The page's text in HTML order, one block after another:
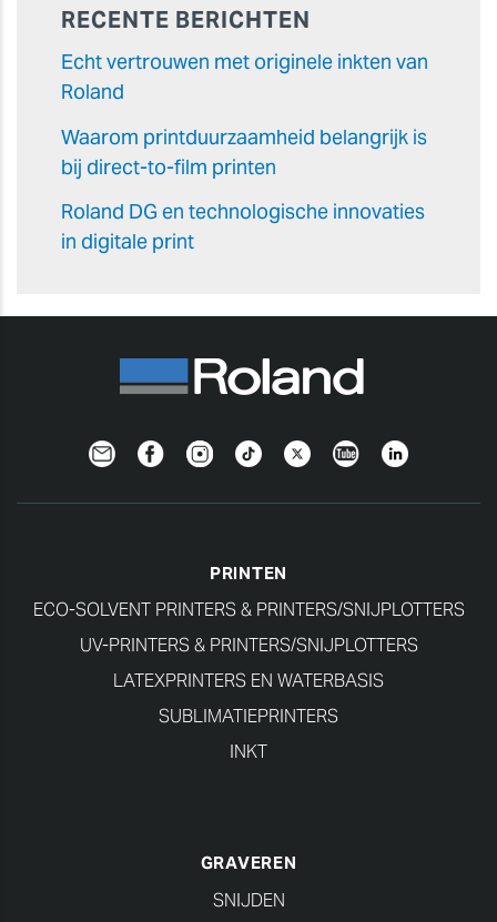
RECENTE BERICHTEN
Echt vertrouwen met originele inkten van
Roland
Waarom printduurzaamheid belangrijk is
bij direct-to-film printen
Roland DG en technologische innovaties
in digitale print
NewsletterFacebookInstagramTikTokTwitterYouTubeLinkedin
PRINTEN
ECO-SOLVENT PRINTERS & PRINTERS/SNIJPLOTTERS
UV-PRINTERS & PRINTERS/SNIJPLOTTERS
LATEXPRINTERS EN WATERBASIS
SUBLIMATIEPRINTERS
INKT
GRAVEREN
SNIJDEN